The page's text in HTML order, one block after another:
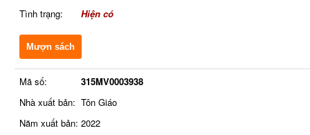
Tình trạng:
Hiện có
Mượn sách
Mã số:
315MV0003938
Nhà xuất bản: Tôn Giáo
Năm xuất bản: 2022